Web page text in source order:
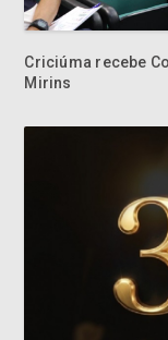
Criciúma recebe
Mirins